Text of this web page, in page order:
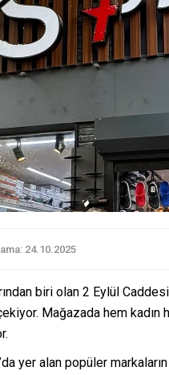
24.10.2025
biri olan 2 Eylül
Mağazada hem kadın
yer alan popüler